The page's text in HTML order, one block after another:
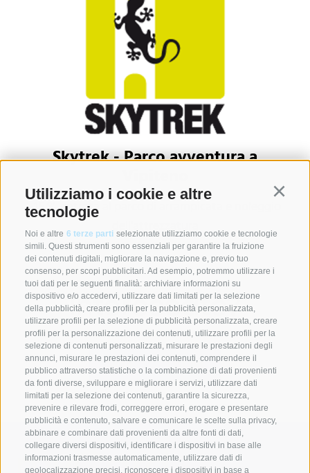
Utilizziamo i cookie e altre
tecnologie
Noi e altre 6 terze parti selezionate utilizziamo cookie e tecnologie
simili. Questi strumenti sono essenziali per garantire la fruizione
dei contenuti digitali, migliorare la navigazione e, previo tuo
consenso, per scopi pubblicitari. Ad esempio, potremmo utilizzare i
tuoi dati per le seguenti finalità: archiviare informazioni su
dispositivo e/o accedervi, utilizzare dati limitati per la selezione
della pubblicità, creare profili per la pubblicità personalizzata,
utilizzare profili per la selezione di pubblicità personalizzata, creare
profili per la personalizzazione dei contenuti, utilizzare profili per la
selezione di contenuti personalizzati, misurare le prestazioni degli
annunci, misurare le prestazioni dei contenuti, comprendere il
pubblico attraverso statistiche o la combinazione di dati provenienti
da fonti diverse, sviluppare e migliorare i servizi, utilizzare dati
limitati per la selezione dei contenuti, garantire la sicurezza,
prevenire e rilevare frodi, correggere errori, erogare e presentare
pubblicità e contenuto, salvare e comunicare le scelte sulla privacy,
abbinare e combinare dati provenienti da altre fonti di dati,
collegare diversi dispositivi, identificare i dispositivi in base alle
informazioni trasmesse automaticamente, utilizzare dati di
geolocalizzazione precisi, riconoscere i dispositivi in base a
Skytrek - Parco avventura a
-15 % entrata al parco di arrampicata e noleggio
dell'attrezzatura
Interessato?
Shop Listino